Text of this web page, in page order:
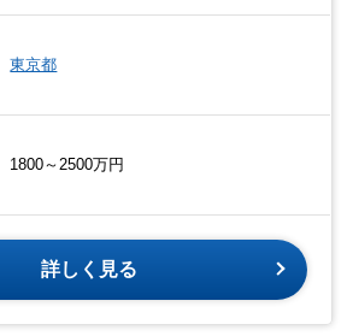
東京都
1800～2500万円
詳しく見る